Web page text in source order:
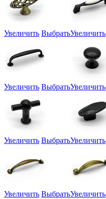
Увеличить ВыбратьУвеличить
Увеличить ВыбратьУвеличить
Увеличить ВыбратьУвеличить
Увеличить ВыбратьУвеличить